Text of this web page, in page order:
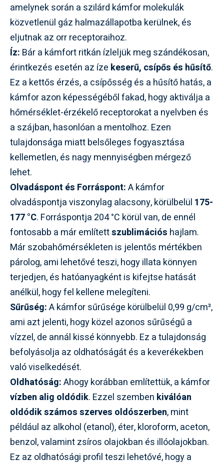
amelynek során a szilárd kámfor molekulák
közvetlenül gáz halmazállapotba kerülnek, és
eljutnak az orr receptoraihoz.
Íz: Bár a kámfort ritkán ízleljük meg szándékosan,
érintkezés esetén az íze keserű, csípős és hűsítő.
Ez a kettős érzés, a csípősség és a hűsítő hatás, a
kámfor azon képességéből fakad, hogy aktiválja a
hőmérséklet-érzékelő receptorokat a nyelvben és
a szájban, hasonlóan a mentolhoz. Ezen
tulajdonsága miatt belsőleges fogyasztása
kellemetlen, és nagy mennyiségben mérgező
lehet.
Olvadáspont és Forráspont:A kámfor
olvadáspontja viszonylag alacsony, körülbelül 175-
177 °C. Forráspontja 204 °C körül van, de ennél
fontosabb a már említettszublimációs hajlam.
Már szobahőmérsékleten is jelentős mértékben
párolog, ami lehetővé teszi, hogy illata könnyen
terjedjen, és hatóanyagként is kifejtse hatását
anélkül, hogy fel kellene melegíteni.
Sűrűség:A kámfor sűrűsége körülbelül 0,99 g/cm³,
ami azt jelenti, hogy közel azonos sűrűségű a
vízzel, de annál kissé könnyebb. Ez a tulajdonság
befolyásolja az oldhatóságát és a keverékekben
való viselkedését.
Oldhatóság:Ahogy korábban említettük, a kámfor
vízben alig oldódik. Ezzel szemben kiválóan
oldódik számos szerves oldószerben, mint
például az alkohol (etanol), éter, kloroform, aceton,
benzol, valamint zsíros olajokban és illóolajokban.
Ez az oldhatósági profil teszi lehetővé, hogy a